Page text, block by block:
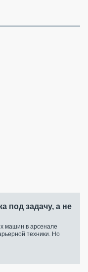
под задачу, а не
машин в арсенале
техники. Но